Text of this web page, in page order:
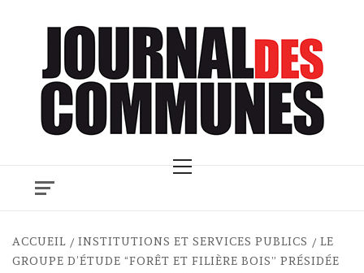
Menu
ACCUEIL INSTITUTIONS ET SERVICES PUBLICS
LE
GROUPE D’ÉTUDE “FORÊT ET FILIÈRE BOIS” PRÉSIDÉE